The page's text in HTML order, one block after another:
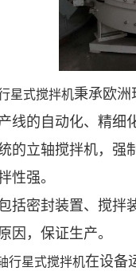
星式搅拌机秉承欧洲
线的自动化、精细
的立轴搅拌机，
性强。
括密封装置、搅拌
因，保证生产。
行星式搅拌机在设备